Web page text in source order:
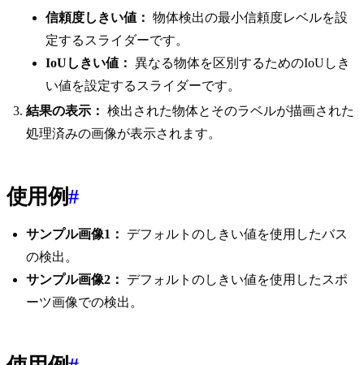
信頼度しきい値： 物体検出の最小信頼度レベルを設
定するスライダーです。
IoUしきい値： 異なる物体を区別するためのIoUしき
い値を設定するスライダーです。
結果の表示： 検出された物体とそのラベルが描画された
処理済みの画像が表示されます。
使用例#
サンプル画像1：
デフォルトのしきい値を使用したバス
の検出。
サンプル画像2：
デフォルトのしきい値を使用したスポ
ーツ画像での検出。